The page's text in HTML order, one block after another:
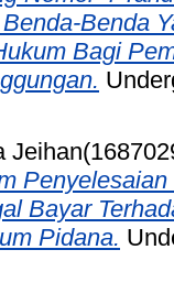
Benda
Bagi
Bayar
Pidana.